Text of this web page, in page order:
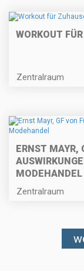
WORKOUT
Zentralraum
ERNST MAYR,
MODEHANDEL
Zentralraum